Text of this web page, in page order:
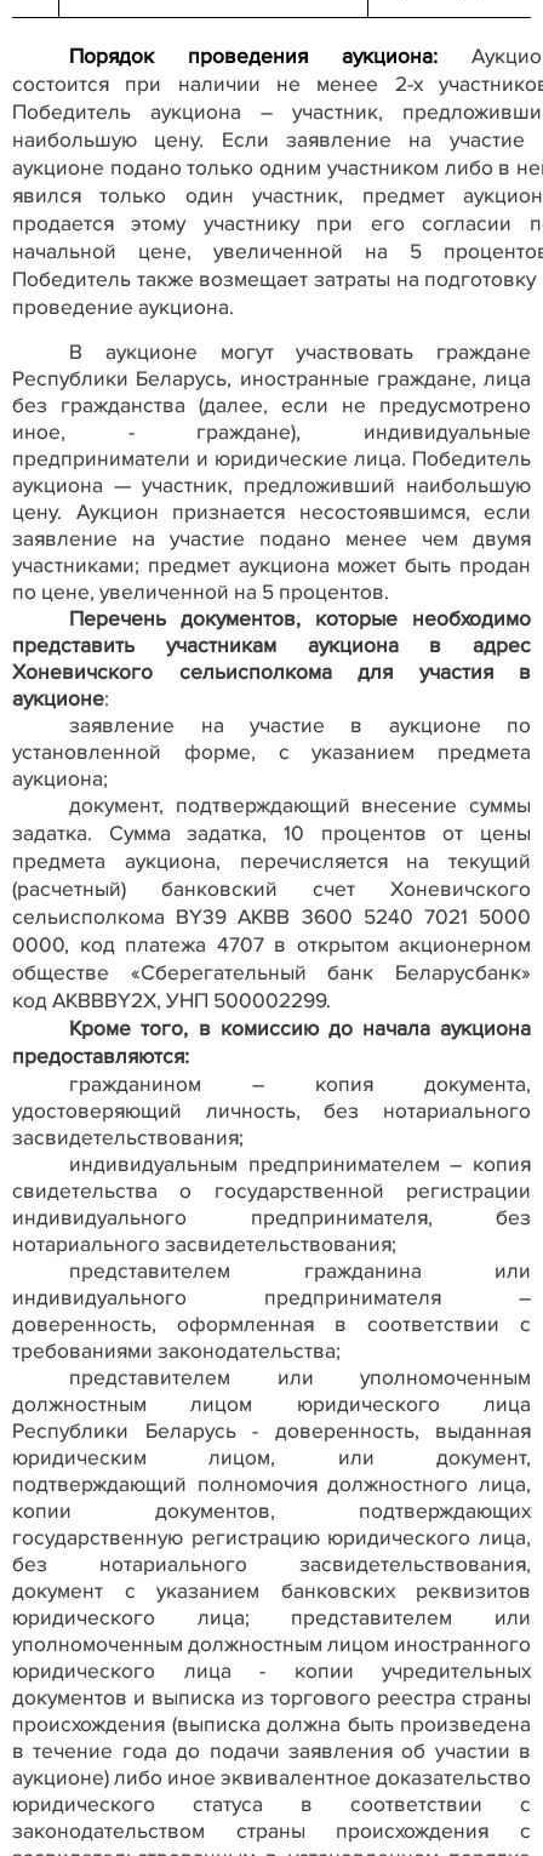
Порядок проведения аукциона:
состоится при наличии не менее 2-х
Победитель аукциона – участник,
наибольшую цену. Если заявление на участие
аукционе подано только одним участником либо в
явился только один участник, предмет
продается этому участнику при его согласии
начальной цене, увеличенной на 5
Победитель также возмещает затраты на подготовку
проведение аукциона.
В аукционе могут участвовать граждане
Республики Беларусь, иностранные граждане, лица
без гражданства (далее, если не предусмотрено
иное, - граждане), индивидуальные
предприниматели и юридические лица. Победитель
аукциона — участник, предложивший наибольшую
цену. Аукцион признается несостоявшимся, если
заявление на участие подано менее чем двумя
участниками; предмет аукциона может быть продан
по цене, увеличенной на 5 процентов.
Перечень документов, которые необходимо
представить участникам аукциона в адрес
Хоневичского сельисполкома для участия в
аукционе:
заявление на участие в аукционе по
установленной форме, с указанием предмета
аукциона;
документ, подтверждающий внесение суммы
задатка.
Сумма задатка, 10 процентов от цены
предмета аукциона, перечисляется на текущий
(расчетный) банковский счет Хоневичского
сельисполкома ВY39 АКВВ 3600 5240 7021 5000
0000, код платежа 4707 в открытом акционерном
обществе «Сберегательный банк Беларусбанк»
кодАКВВВY2Х, УНП 500002299.
Кроме того, в комиссию до начала аукциона
предоставляются:
гражданином – копия документа,
удостоверяющий личность, без нотариального
засвидетельствования;
индивидуальным предпринимателем – копия
свидетельства о государственной регистрации
индивидуального предпринимателя, без
нотариального засвидетельствования;
представителем гражданина или
индивидуального предпринимателя –
доверенность, оформленная в соответствии с
требованиями законодательства;
представителем или уполномоченным
должностным лицом юридического лица
Республики Беларусь - доверенность, выданная
юридическим лицом, или документ,
подтверждающий полномочия должностного лица,
копии документов, подтверждающих
государственную регистрацию юридического лица,
без нотариального засвидетельствования,
документ с указанием банковских реквизитов
юридического лица; представителем или
уполномоченным должностным лицом иностранного
юридического лица - копии учредительных
документов и выписка из торгового реестра страны
происхождения (выписка должна быть произведена
в течение года до подачи заявления об участии в
аукционе) либо иное эквивалентное доказательство
юридического статуса в соответствии с
законодательством страны происхождения с